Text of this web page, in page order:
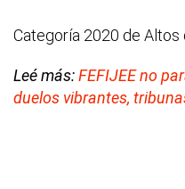
Categoría 2020 de Altos
Leé más:FEFIJEE no
duelos vibrantes,